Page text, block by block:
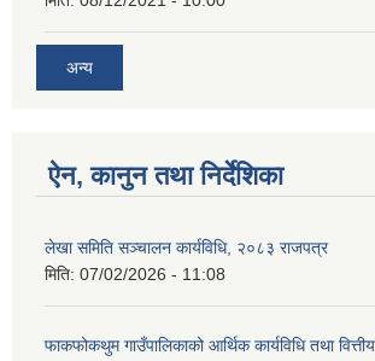
अन्य
ऐन, कानुन तथा निर्देशिका
लेखा समिति सञ्चालन कार्यविधि, २०८३ राजपत्र
मिति: 07/02/2026 - 11:08
फाकफोकथुम गाउँपालिकाको आर्थिक कार्यविधि तथा वित्तीय